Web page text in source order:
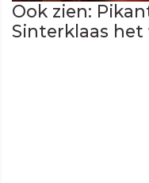
Ook zien:
Sinterklaas